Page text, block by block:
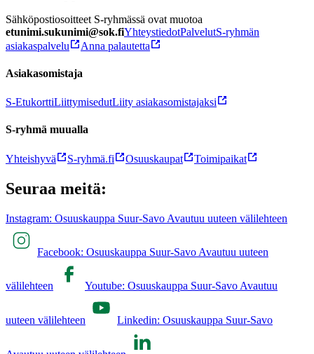
Sähköpostiosoitteet S-ryhmässä ovat muotoa
etunimi.sukunimi@sok.fiYhteystiedotPalvelutS-ryhmän
asiakaspalvelu
Anna palautetta
Asiakasomistaja
S-EtukorttiLiittymisedutLiity asiakasomistajaksi
S-ryhmä muualla
Yhteishyvä S-ryhmä.fi Osuuskaupat Toimipaikat
Seuraa meitä:
Instagram: Osuuskauppa Suur-Savo Avautuu uuteen välilehteen
Facebook: Osuuskauppa Suur-Savo Avautuu uuteen
välilehteen Youtube: Osuuskauppa Suur-Savo Avautuu
uuteen välilehteen Linkedin: Osuuskauppa Suur-Savo